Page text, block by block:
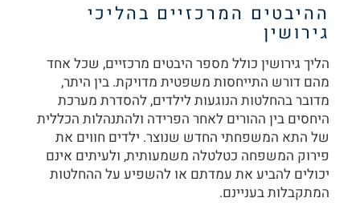
ההיבטים המרכזיים בהליכי
גירושין
הליך גירושין כולל מספר היבטים מרכזיים, שכל אחד
מהם דורש התייחסות משפטית מדויקת. בין היתר,
מדובר בהחלטות הנוגעות לילדים, להסדרת מערכת
היחסים בין ההורים לאחר הפרידה ולהתנהלות הכללית
של התא המשפחתי החדש שנוצר. ילדים חווים את
פירוק המשפחה כטלטלה משמעותית, ולעיתים אינם
יכולים להביע את עמדתם או להשפיע על ההחלטות
המתקבלות בעניינם.